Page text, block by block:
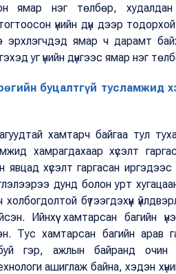
ямар нэг төлбөр, худалдан
үнийн дүн дээр
эрхлэгчдэд ямар ч дарамт
уг үнийн дүнгээс ямар нэг
буцалтгүй тусламжид
хамтарч байгаа тул
хамрагдахаар хүсэлт
явцад хүсэлт гаргасан
дунд болон урт
бүтээгдэхүүн
Ийнхүү хамтарсан багийн
Тус хамтарсан багийн арав
гэр, ажлын байранд очин
ашиглаж байна, хэдэн